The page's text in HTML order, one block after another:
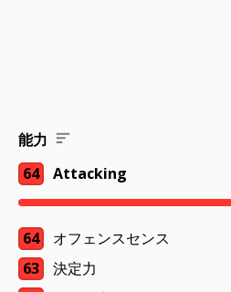
能力
64
Attacking
64
オフェンスセンス
63
決定力